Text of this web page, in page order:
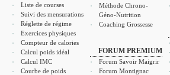
Liste de courses
Suivi des mensurations
Réglette de régime
Exercices physiques
Compteur de calories
Calcul poids idéal
Calcul IMC
Courbe de poids
Méthode Chrono-
Géno-Nutrition
Coaching Grossesse
FORUM PREMIUM
Forum Savoir Maigrir
Forum Montignac